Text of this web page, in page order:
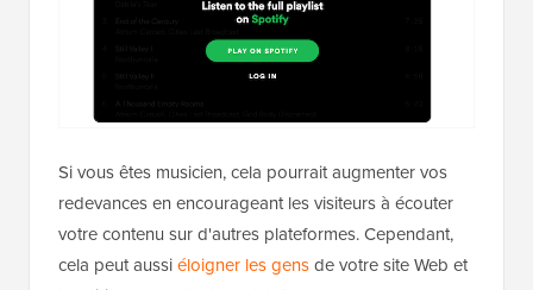
Si vous êtes musicien, cela pourrait augmenter vos
redevances en encourageant les visiteurs à écouter
votre contenu sur d'autres plateformes. Cependant,
cela peut aussiéloigner les gensde votre site Web et